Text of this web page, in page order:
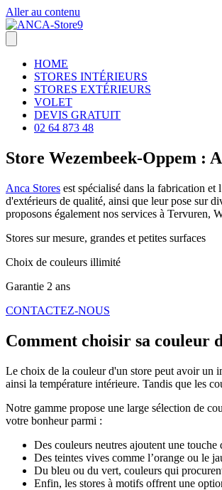
Aller au contenu
HOME
STORES INTÉRIEURS
STORES EXTÉRIEURS
VOLET
DEVIS GRATUIT
02 64 873 48
Store Wezembeek-Oppem :
Anca Stores est spécialisé dans la fabrication et
d'extérieurs de qualité, ainsi que leur pose sur
proposons également nos services à Tervuren,
Stores sur mesure, grandes et petites surfaces
Choix de couleurs illimité
Garantie 2 ans
CONTACTEZ-NOUS
Comment choisir sa couleur
Le choix de la couleur d'un store peut avoir un
ainsi la température intérieure. Tandis que les
Notre gamme propose une large sélection de
votre bonheur parmi :
Des couleurs neutres ajoutent une touche
Des teintes vives comme l’orange ou le
Du bleu ou du vert, couleurs qui
Enfin, les stores à motifs offrent une